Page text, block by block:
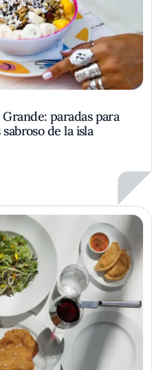
paradas para
de la isla